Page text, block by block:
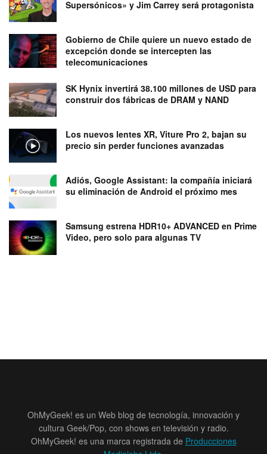
Supersónicos» y Jim Carrey será protagonista
Gobierno de Chile quiere un nuevo estado de
excepción donde se intercepten las
telecomunicaciones
SK Hynix invertirá 38.100 millones de USD para
construir dos fábricas de DRAM y NAND
Los nuevos lentes XR, Viture Pro 2, bajan su
precio sin perder funciones avanzadas
Adiós, Google Assistant: la compañía iniciará
su eliminación de Android el próximo mes
Samsung estrena HDR10+ ADVANCED en Prime
Video, pero solo para algunas TV
OhMyGeek! es un Web blog de tecnología, innovación y
cultura Geek/Pop, con shows en televisión y radio.
OhMyGeek! es una marca registrada de Producciones